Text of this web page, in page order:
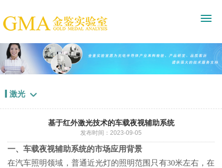
激光 
基于红外激光技术的车载夜视辅助系统
发布时间：2023-09-05
一、车载夜视辅助系统的市场应用背景
在汽车照明领域，普通近光灯的照明范围只有30米左右，在